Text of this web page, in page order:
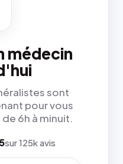
médecin
sont
pour vous
6h à minuit.
sur 125k avis